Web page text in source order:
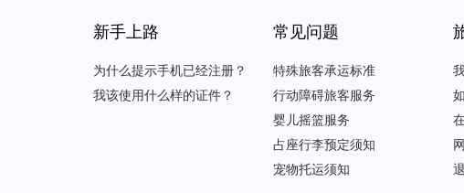
新手上路
为什么提示手机已经注册？
我该使用什么样的证件？
常见问题
特殊旅客承运标准
行动障碍旅客服务
婴儿摇篮服务
占座行李预定须知
宠物托运须知